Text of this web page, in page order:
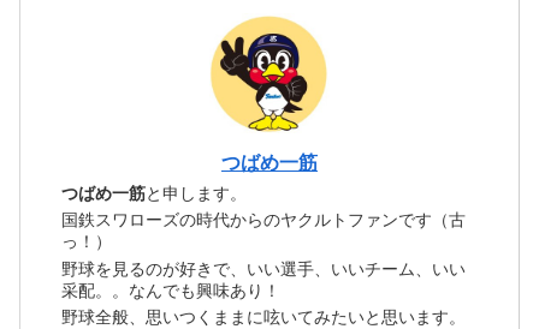
つばめ一筋
つばめ一筋と申します。
国鉄スワローズの時代からのヤクルトファンです（古
っ！）
野球を見るのが好きで、いい選手、いいチーム、いい
采配。。なんでも興味あり！
野球全般、思いつくままに呟いてみたいと思います。